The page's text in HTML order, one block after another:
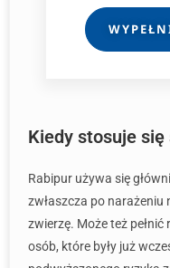
Kiedy stosuje
Rabipur używa się
zwłaszcza po narażeniu
zwierzę. Może też
osób, które były już